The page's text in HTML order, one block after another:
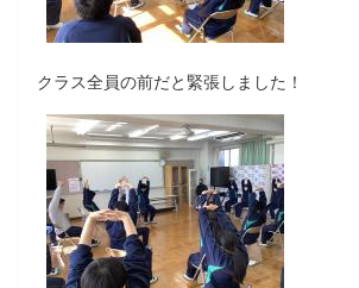
クラス全員の前だと緊張しました！